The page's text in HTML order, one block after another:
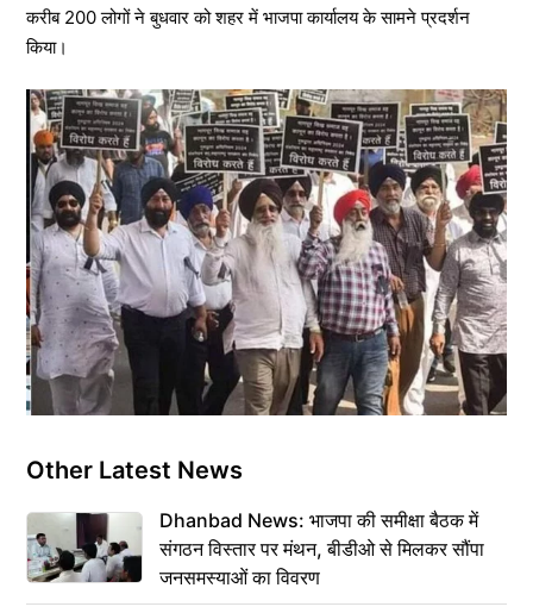
करीब 200 लोगों ने बुधवार को शहर में भाजपा कार्यालय के सामने प्रदर्शन
किया।
Other Latest News
Dhanbad News: भाजपा की समीक्षा बैठक में
संगठन विस्तार पर मंथन, बीडीओ से मिलकर सौंपा
जनसमस्याओं का विवरण